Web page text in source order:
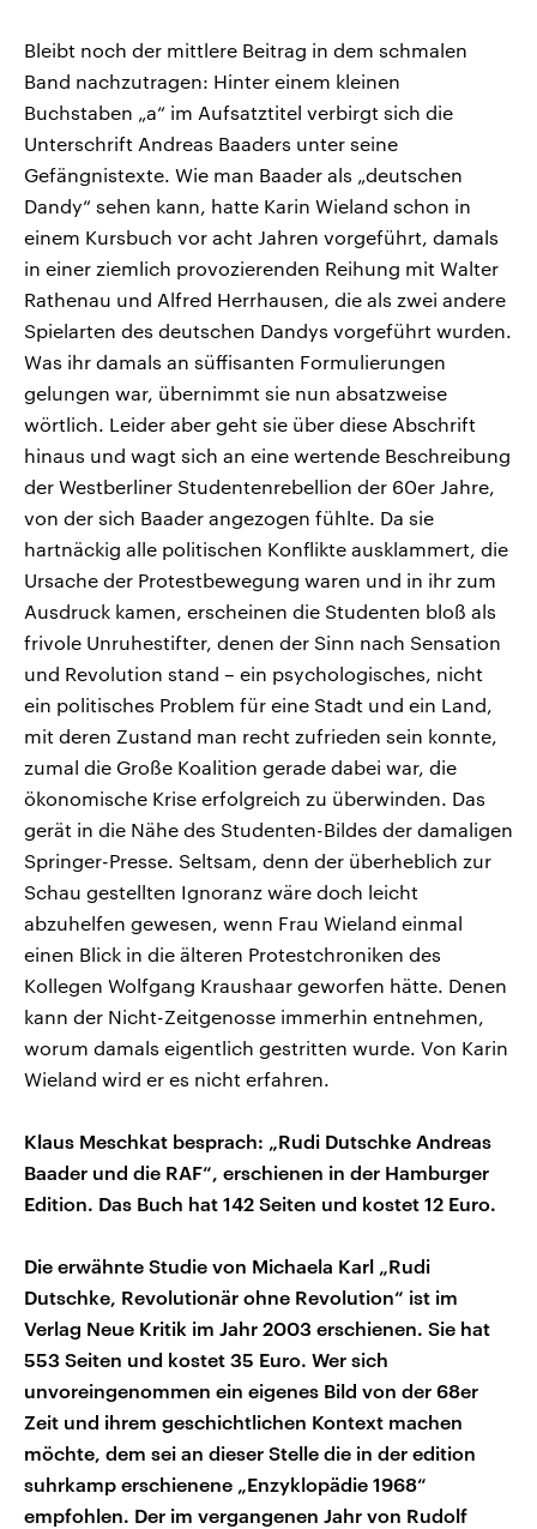
Bleibt noch der mittlere Beitrag in dem schmalen
Band nachzutragen: Hinter einem kleinen
Buchstaben „a“ im Aufsatztitel verbirgt sich die
Unterschrift Andreas Baaders unter seine
Gefängnistexte. Wie man Baader als „deutschen
Dandy“ sehen kann, hatte Karin Wieland schon in
einem Kursbuch vor acht Jahren vorgeführt, damals
in einer ziemlich provozierenden Reihung mit Walter
Rathenau und Alfred Herrhausen, die als zwei andere
Spielarten des deutschen Dandys vorgeführt wurden.
Was ihr damals an süffisanten Formulierungen
gelungen war, übernimmt sie nun absatzweise
wörtlich. Leider aber geht sie über diese Abschrift
hinaus und wagt sich an eine wertende Beschreibung
der Westberliner Studentenrebellion der 60er Jahre,
von der sich Baader angezogen fühlte. Da sie
hartnäckig alle politischen Konflikte ausklammert, die
Ursache der Protestbewegung waren und in ihr zum
Ausdruck kamen, erscheinen die Studenten bloß als
frivole Unruhestifter, denen der Sinn nach Sensation
und Revolution stand – ein psychologisches, nicht
ein politisches Problem für eine Stadt und ein Land,
mit deren Zustand man recht zufrieden sein konnte,
zumal die Große Koalition gerade dabei war, die
ökonomische Krise erfolgreich zu überwinden. Das
gerät in die Nähe des Studenten-Bildes der damaligen
Springer-Presse. Seltsam, denn der überheblich zur
Schau gestellten Ignoranz wäre doch leicht
abzuhelfen gewesen, wenn Frau Wieland einmal
einen Blick in die älteren Protestchroniken des
Kollegen Wolfgang Kraushaar geworfen hätte. Denen
kann der Nicht-Zeitgenosse immerhin entnehmen,
worum damals eigentlich gestritten wurde. Von Karin
Wieland wird er es nicht erfahren.
Klaus Meschkat besprach: „Rudi Dutschke Andreas
Baader und die RAF“, erschienen in der Hamburger
Edition. Das Buch hat 142 Seiten und kostet 12 Euro.
Die erwähnte Studie von Michaela Karl „Rudi
Dutschke, Revolutionär ohne Revolution“ ist im
Verlag Neue Kritik im Jahr 2003 erschienen. Sie hat
553 Seiten und kostet 35 Euro. Wer sich
unvoreingenommen ein eigenes Bild von der 68er
Zeit und ihrem geschichtlichen Kontext machen
möchte, dem sei an dieser Stelle die in der edition
suhrkamp erschienene „Enzyklopädie 1968“
empfohlen. Der im vergangenen Jahr von Rudolf